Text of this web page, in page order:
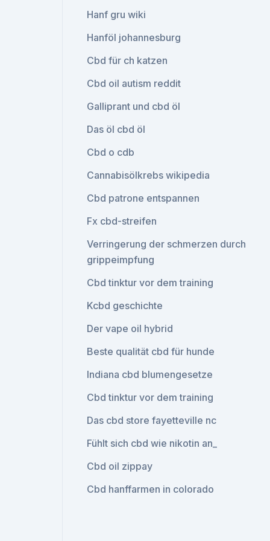
Hanf gru wiki
Hanföl johannesburg
Cbd für ch katzen
Cbd oil autism reddit
Galliprant und cbd öl
Das öl cbd öl
Cbd o cdb
Cannabisölkrebs wikipedia
Cbd patrone entspannen
Fx cbd-streifen
Verringerung der schmerzen durch
grippeimpfung
Cbd tinktur vor dem training
Kcbd geschichte
Der vape oil hybrid
Beste qualität cbd für hunde
Indiana cbd blumengesetze
Cbd tinktur vor dem training
Das cbd store fayetteville nc
Fühlt sich cbd wie nikotin an_
Cbd oil zippay
Cbd hanffarmen in colorado